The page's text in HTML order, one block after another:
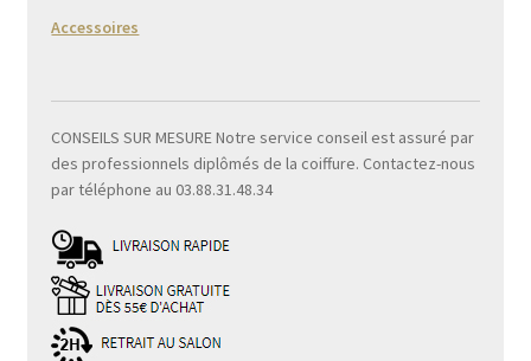
Accessoires
CONSEILS SUR MESURE Notre service conseil est assuré par
des professionnels diplômés de la coiffure. Contactez-nous
par téléphone au 03.88.31.48.34